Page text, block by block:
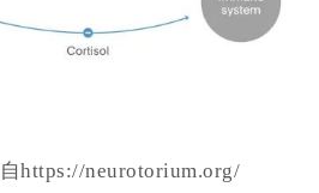
https://neurotorium.org/